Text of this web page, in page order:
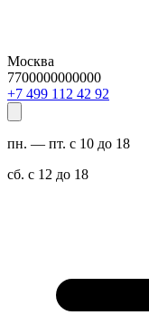
Москва
7700000000000
29 24 211 994 7+
пн. — пт. с 10 до 18
сб. с 12 до 18